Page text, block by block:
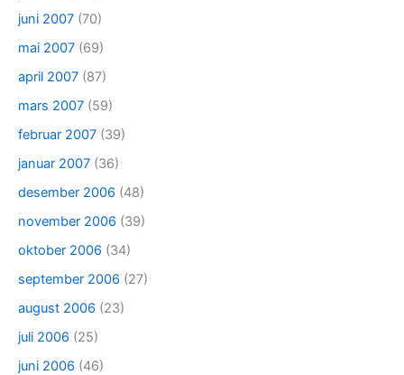
juni 2007 (70)
mai 2007 (69)
april 2007 (87)
mars 2007 (59)
februar 2007 (39)
januar 2007 (36)
desember 2006 (48)
november 2006 (39)
oktober 2006 (34)
september 2006 (27)
august 2006 (23)
juli 2006 (25)
juni 2006 (46)